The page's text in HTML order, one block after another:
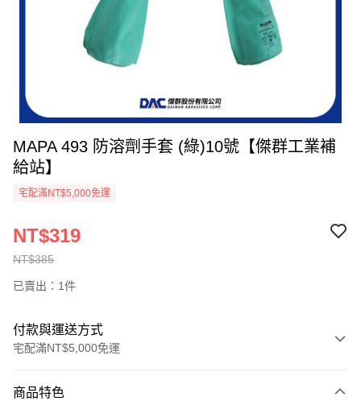
MAPA 493 防溶劑手套 (綠)10號【傑群工業補
給站】
宅配滿NT$5,000免運
NT$385
NT$319
已賣出：1件
付款與運送方式
宅配滿NT$5,000免運
信用卡一次付款
商品特色